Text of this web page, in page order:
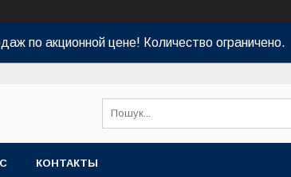
по акционной цене! Количество ограничено.
КОНТАКТЫ